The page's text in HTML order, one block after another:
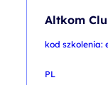
Altkom
kod szkolenia:
PL